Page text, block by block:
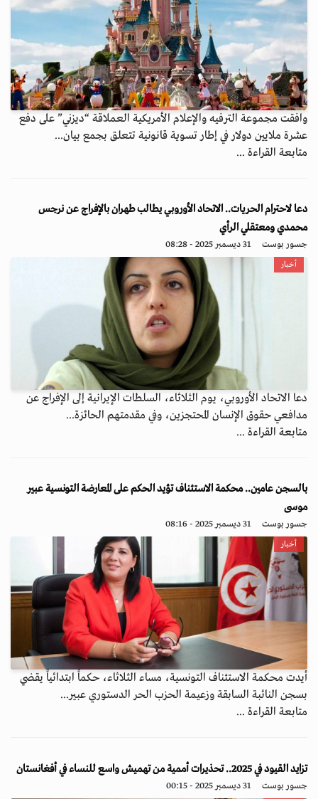
وافقت مجموعة الترفيه والإعلام الأمريكية العملاقة “ديزني” على دفع
عشرة ملايين دولار في إطار تسوية قانونية تتعلق بجمع بيان...
متابعة القراءة ...
دعا لاحترام الحريات.. الاتحاد الأوروبي يطالب طهران بالإفراج عن نرجس
محمدي ومعتقلي الرأي
جسور بوست 31 ديسمبر 2025 - 08:28
أخبار
دعا الاتحاد الأوروبي، يوم الثلاثاء، السلطات الإيرانية إلى الإفراج عن
مدافعي حقوق الإنسان المحتجزين، وفي مقدمتهم الحائزة...
متابعة القراءة ...
بالسجن عامين.. محكمة الاستئناف تؤيد الحكم على المعارضة التونسية عبير
موسى
جسور بوست 31 ديسمبر 2025 - 08:16
أخبار
أيدت محكمة الاستئناف التونسية، مساء الثلاثاء، حكماً ابتدائياً يقضي
بسجن النائبة السابقة وزعيمة الحزب الحر الدستوري عبير...
متابعة القراءة ...
تزايد القيود في 2025.. تحذيرات أممية من تهميش واسع للنساء في أفغانستان
جسور بوست 31 ديسمبر 2025 - 00:15